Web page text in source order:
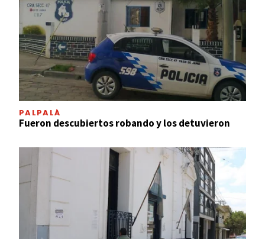
PALPALÁ
Fueron descubiertos robando y los detuvieron